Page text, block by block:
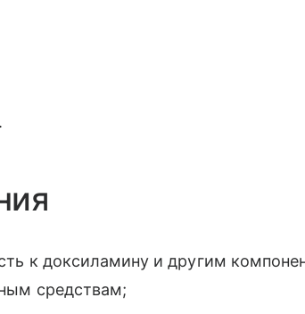
к доксиламину и другим
средствам;